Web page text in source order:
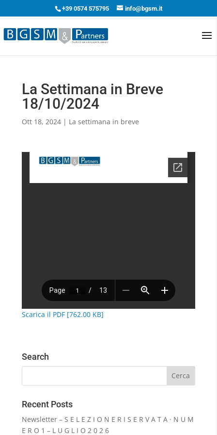
+39 0574 575795 info@bgsm.it
La Settimana in Breve
18/10/2024
Ott 18, 2024| La settimana in breve
Scarica il PDF [762.00 KB]
Search
Recent Posts
Newsletter – S E L E Z I O N E R I S E R V A T A · N U M
E R O 1 – L U G L I O 2 0 2 6